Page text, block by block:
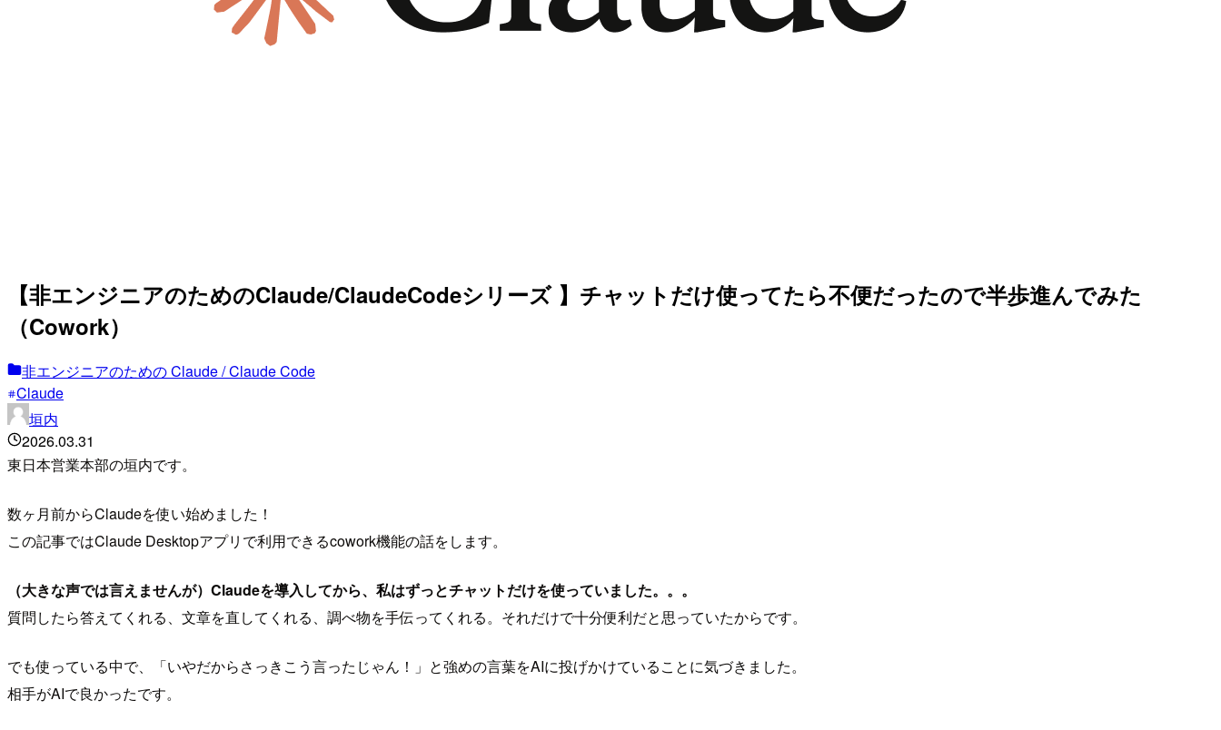
【非エンジニアのためのClaude/ClaudeCodeシリーズ 】チャットだけ使ってたら不便だったので半歩進んでみた
（Cowork）
非エンジニアのための Claude / Claude Code
Claude
垣内
2026.03.31
東日本営業本部の垣内です。
数ヶ月前からClaudeを使い始めました！
この記事ではClaude Desktopアプリで利用できるcowork機能の話をします。
（大きな声では言えませんが）Claudeを導入してから、私はずっとチャットだけを使っていました。。。
質問したら答えてくれる、文章を直してくれる、調べ物を手伝ってくれる。それだけで十分便利だと思っていたからです。
でも使っている中で、「いやだからさっきこう言ったじゃん！」と強めの言葉をAIに投げかけていることに気づきました。
相手がAIで良かったです。